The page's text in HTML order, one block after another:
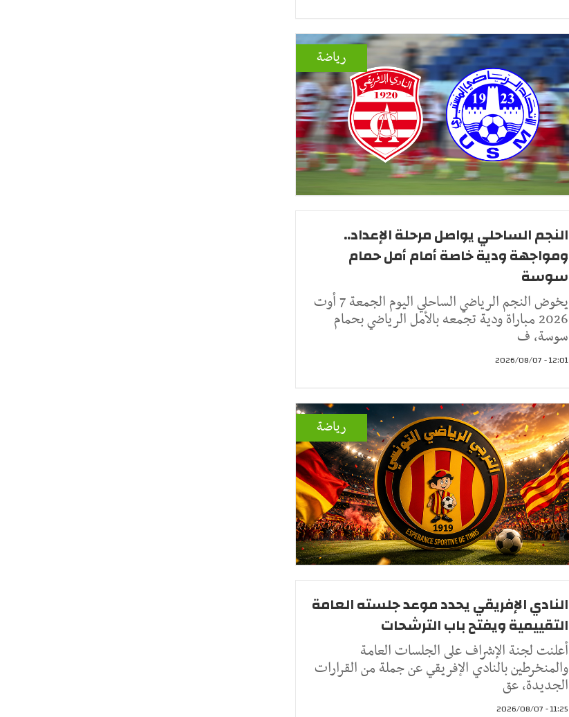
رياضة
النجم الساحلي يواصل مرحلة الإعداد..
ومواجهة ودية خاصة أمام أمل حمام
سوسة
يخوض النجم الرياضي الساحلي اليوم الجمعة 7 أوت
2026 مباراة ودية تجمعه بالأمل الرياضي بحمام
سوسة، ف
12:01 - 2026/08/07
رياضة
النادي الإفريقي يحدد موعد جلسته العامة
التقييمية ويفتح باب الترشحات
أعلنت لجنة الإشراف على الجلسات العامة
والمنخرطين بالنادي الإفريقي عن جملة من القرارات
الجديدة، عق
11:25 - 2026/08/07